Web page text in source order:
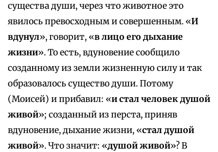
существа души, через что животное это
явилось превосходным и совершенным. «И
вдунул», говорит, «в лицо его дыхание
жизни». То есть, вдуновение сообщило
созданному из земли жизненную силу и так
образовалось существо души. Потому
(Моисей) и прибавил: «и стал человек душой
живой»; созданный из перста, приняв
вдуновение, дыхание жизни, «стал душой
живой». Что значит: «душой живой»? В